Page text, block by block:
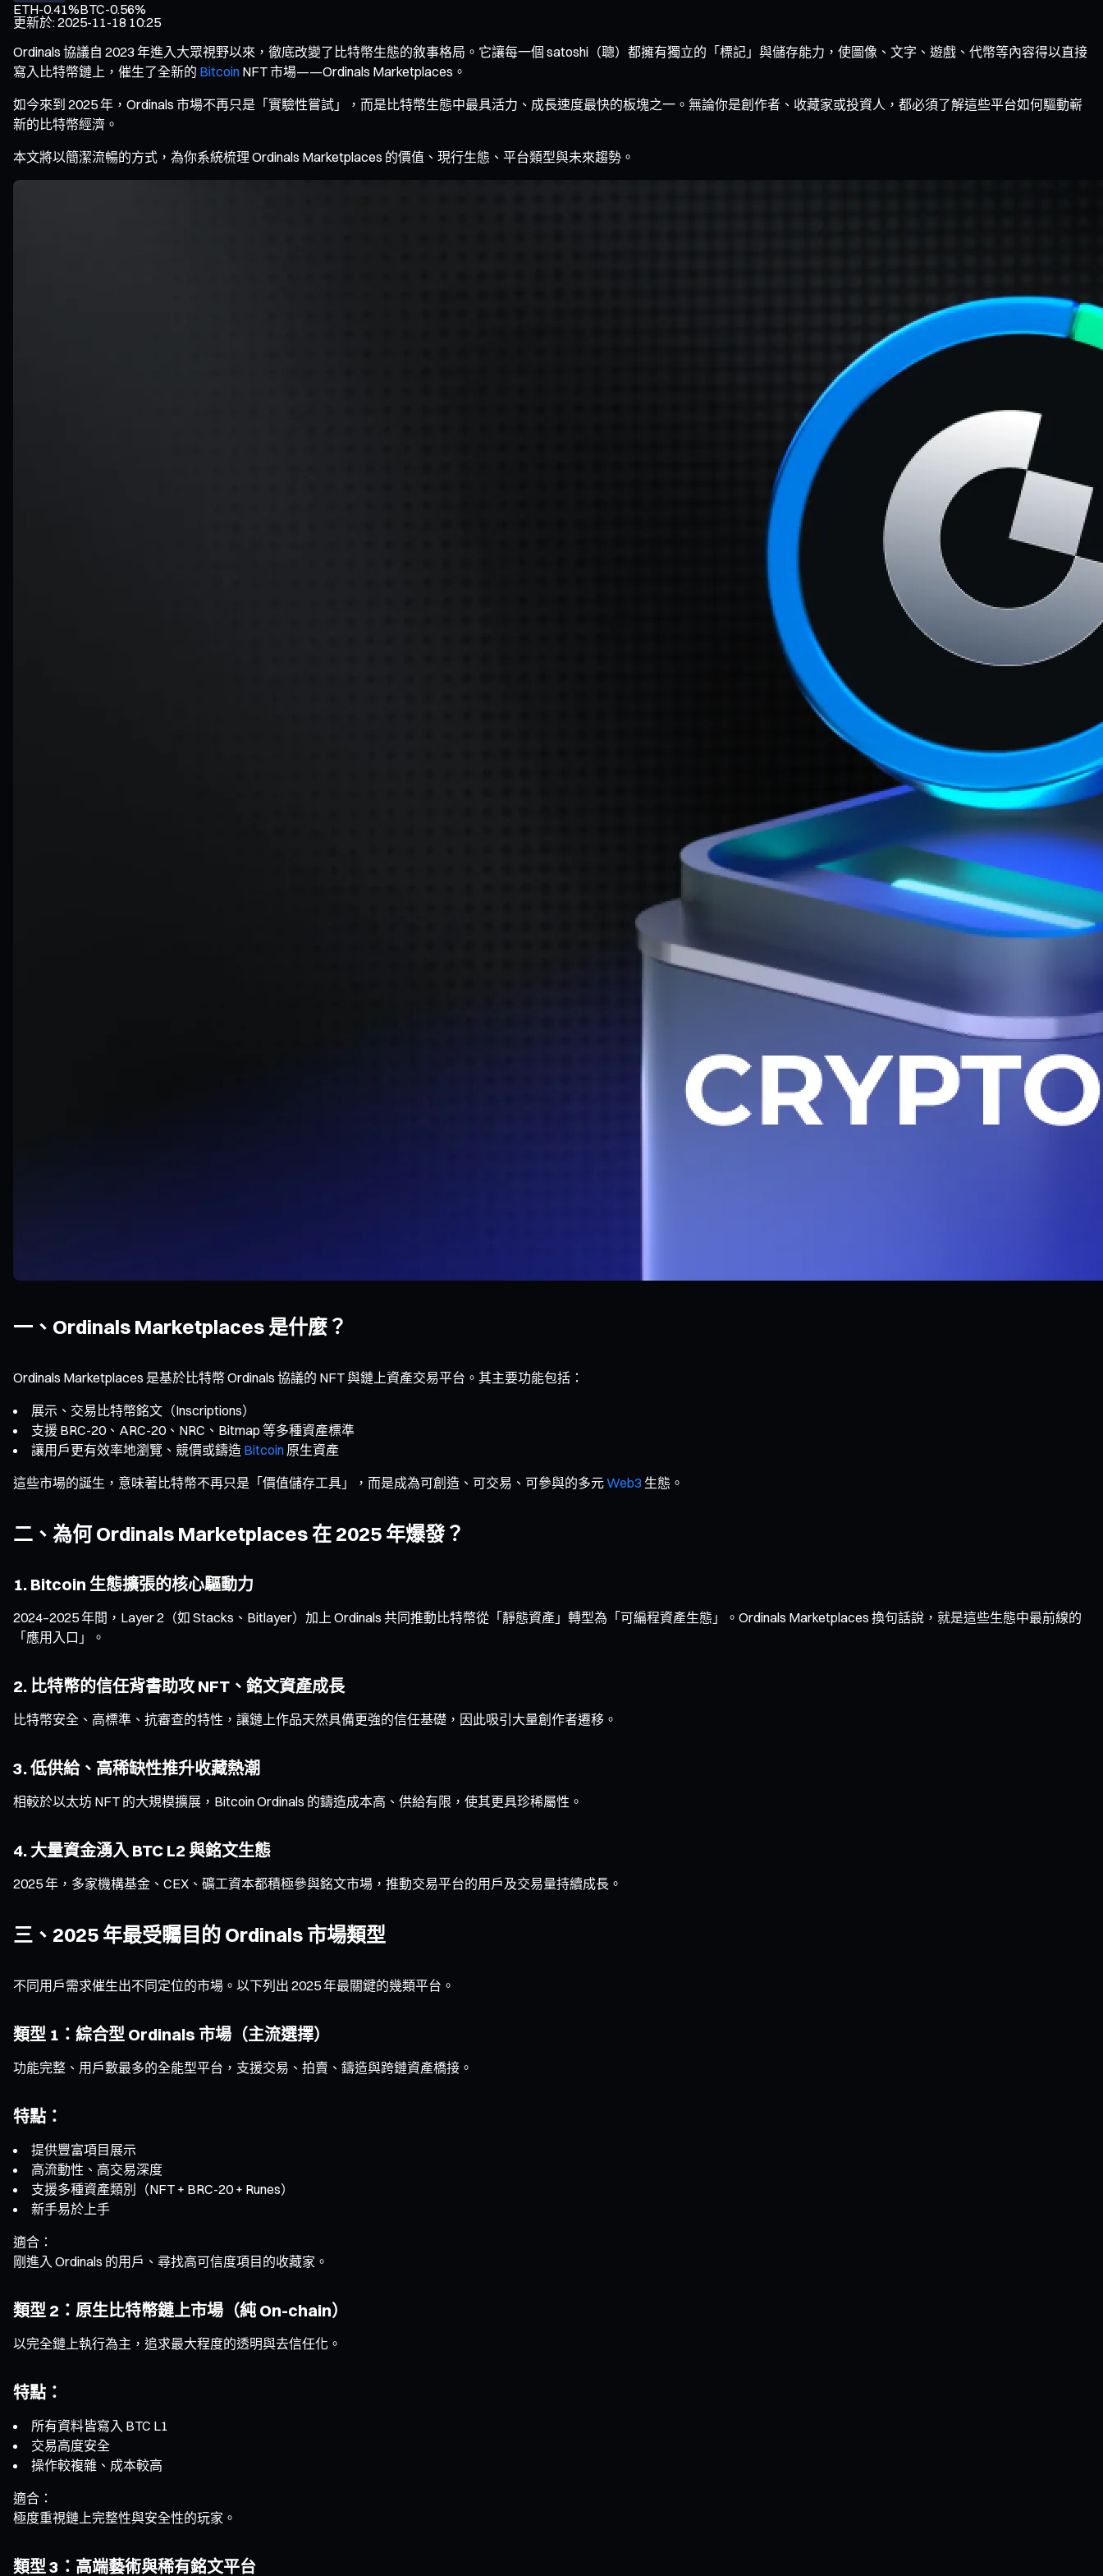
ETH-0.41%BTC-0.56%
更新於:2025-11-18 10:25
Ordinals 協議自 2023 年進入大眾視野以來，徹底改變了比特幣生態的敘事格局。它讓每一個 satoshi（聰）都擁有獨立的「標記」與儲存能力，使圖像、文字、遊戲、代幣等內容得以直接
寫入比特幣鏈上，催生了全新的 Bitcoin NFT 市場——Ordinals Marketplaces。
如今來到 2025 年，Ordinals 市場不再只是「實驗性嘗試」，而是比特幣生態中最具活力、成長速度最快的板塊之一。無論你是創作者、收藏家或投資人，都必須了解這些平台如何驅動嶄
新的比特幣經濟。
本文將以簡潔流暢的方式，為你系統梳理 Ordinals Marketplaces 的價值、現行生態、平台類型與未來趨勢。
一、Ordinals Marketplaces 是什麼？
Ordinals Marketplaces 是基於比特幣 Ordinals 協議的 NFT 與鏈上資產交易平台。其主要功能包括：
展示、交易比特幣銘文（Inscriptions）
支援 BRC-20、ARC-20、NRC、Bitmap 等多種資產標準
讓用戶更有效率地瀏覽、競價或鑄造 Bitcoin 原生資產
這些市場的誕生，意味著比特幣不再只是「價值儲存工具」，而是成為可創造、可交易、可參與的多元Web3 生態。
二、為何 Ordinals Marketplaces 在 2025 年爆發？
1. Bitcoin 生態擴張的核心驅動力
2024–2025 年間，Layer 2（如 Stacks、Bitlayer）加上 Ordinals 共同推動比特幣從「靜態資產」轉型為「可編程資產生態」。Ordinals Marketplaces 換句話說，就是這些生態中最前線的
「應用入口」。
2. 比特幣的信任背書助攻 NFT、銘文資產成長
比特幣安全、高標準、抗審查的特性，讓鏈上作品天然具備更強的信任基礎，因此吸引大量創作者遷移。
3. 低供給、高稀缺性推升收藏熱潮
相較於以太坊 NFT 的大規模擴展，Bitcoin Ordinals 的鑄造成本高、供給有限，使其更具珍稀屬性。
4. 大量資金湧入 BTC L2 與銘文生態
2025 年，多家機構基金、CEX、礦工資本都積極參與銘文市場，推動交易平台的用戶及交易量持續成長。
三、2025 年最受矚目的 Ordinals 市場類型
不同用戶需求催生出不同定位的市場。以下列出 2025 年最關鍵的幾類平台。
類型 1：綜合型 Ordinals 市場（主流選擇）
功能完整、用戶數最多的全能型平台，支援交易、拍賣、鑄造與跨鏈資產橋接。
特點：
提供豐富項目展示
高流動性、高交易深度
支援多種資產類別（NFT + BRC-20 + Runes）
新手易於上手
適合：
剛進入 Ordinals 的用戶、尋找高可信度項目的收藏家。
類型 2：原生比特幣鏈上市場（純 On-chain）
以完全鏈上執行為主，追求最大程度的透明與去信任化。
特點：
所有資料皆寫入 BTC L1
交易高度安全
操作較複雜、成本較高
適合：
極度重視鏈上完整性與安全性的玩家。
類型 3：高端藝術與稀有銘文平台